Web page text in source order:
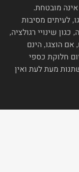
מובטחת.
לעיתים מסיבות
שינויי רגולציה,
אם הוצגו, הינם
חלוקת כספי
מעת לעת ואין